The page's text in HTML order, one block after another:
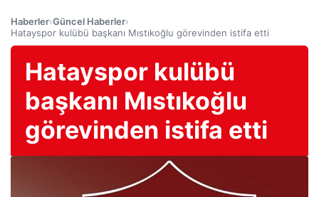
Haberler›Güncel Haberler›
Hatayspor kulübü başkanı Mıstıkoğlu görevinden istifa etti
Hatayspor kulübü
başkanı Mıstıkoğlu
görevinden istifa etti